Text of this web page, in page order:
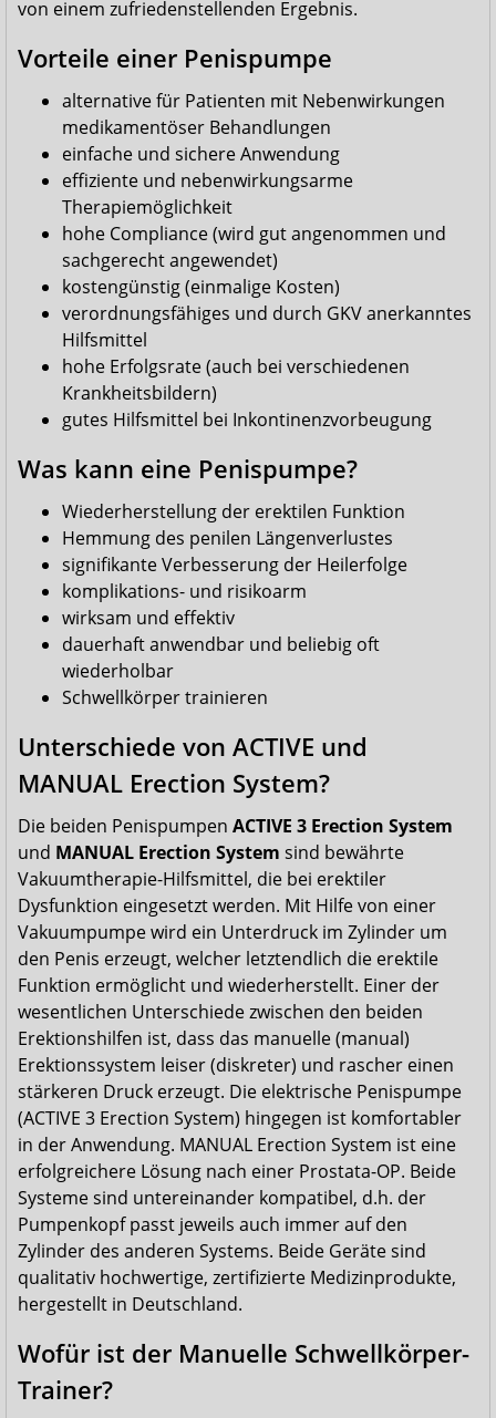
von einem zufriedenstellenden Ergebnis.
Vorteile einer Penispumpe
alternative für Patienten mit Nebenwirkungen
medikamentöser Behandlungen
einfache und sichere Anwendung
effiziente und nebenwirkungsarme
Therapiemöglichkeit
hohe Compliance (wird gut angenommen und
sachgerecht angewendet)
kostengünstig (einmalige Kosten)
verordnungsfähiges und durch GKV anerkanntes
Hilfsmittel
hohe Erfolgsrate (auch bei verschiedenen
Krankheitsbildern)
gutes Hilfsmittel bei Inkontinenzvorbeugung
Was kann eine Penispumpe?
Wiederherstellung der erektilen Funktion
Hemmung des penilen Längenverlustes
signifikante Verbesserung der Heilerfolge
komplikations- und risikoarm
wirksam und effektiv
dauerhaft anwendbar und beliebig oft
wiederholbar
Schwellkörper trainieren
Unterschiede von ACTIVE und
MANUAL Erection System?
Die beiden Penispumpen ACTIVE 3 Erection System
und MANUAL Erection System sind bewährte
Vakuumtherapie-Hilfsmittel, die bei erektiler
Dysfunktion eingesetzt werden. Mit Hilfe von einer
Vakuumpumpe wird ein Unterdruck im Zylinder um
den Penis erzeugt, welcher letztendlich die erektile
Funktion ermöglicht und wiederherstellt. Einer der
wesentlichen Unterschiede zwischen den beiden
Erektionshilfen ist, dass das manuelle (manual)
Erektionssystem leiser (diskreter) und rascher einen
stärkeren Druck erzeugt. Die elektrische Penispumpe
(ACTIVE 3 Erection System) hingegen ist komfortabler
in der Anwendung. MANUAL Erection System ist eine
erfolgreichere Lösung nach einer Prostata-OP. Beide
Systeme sind untereinander kompatibel, d.h. der
Pumpenkopf passt jeweils auch immer auf den
Zylinder des anderen Systems. Beide Geräte sind
qualitativ hochwertige, zertifizierte Medizinprodukte,
hergestellt in Deutschland.
Wofür ist der Manuelle Schwellkörper-
Trainer?